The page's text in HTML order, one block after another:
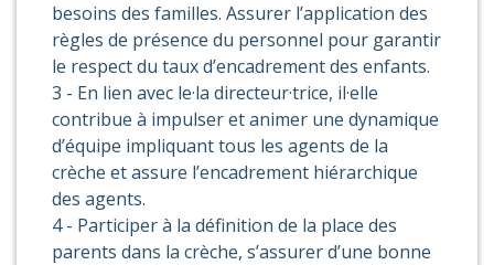
besoins des familles. Assurer l’application des
règles de présence du personnel pour garantir
le respect du taux d’encadrement des enfants.
3 - En lien avec le·la directeur·trice, il·elle
contribue à impulser et animer une dynamique
d’équipe impliquant tous les agents de la
crèche et assure l’encadrement hiérarchique
des agents.
4 - Participer à la définition de la place des
parents dans la crèche, s’assurer d’une bonne